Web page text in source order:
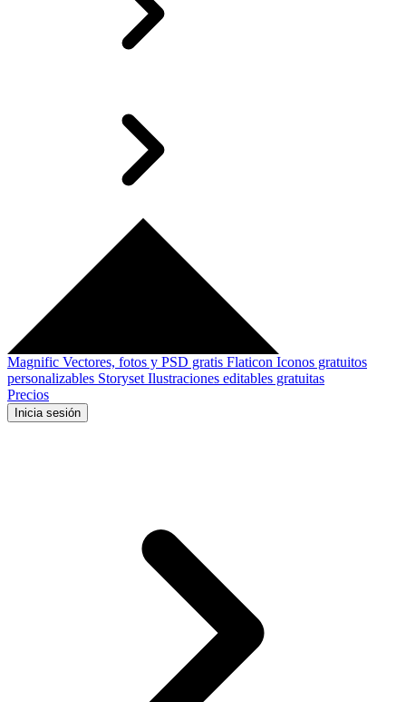
Magnific Vectores, fotos y PSD gratis Flaticon Iconos gratuitos
personalizables Storyset Ilustraciones editables gratuitas
Precios
Inicia sesión